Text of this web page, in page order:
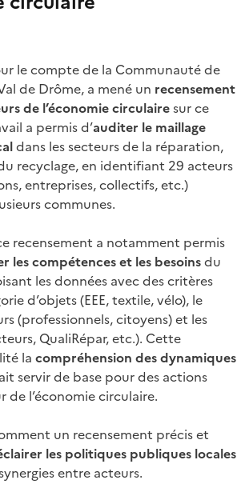
le compte de la Communauté de
de Drôme, a mené un recensement
de l’économie circulairesur ce
a permis d’auditer le maillage
dans les secteurs de la réparation,
recyclage, en identifiant 29 acteurs
entreprises, collectifs, etc.)
communes.
recensement a notamment permis
les compétences et les besoinsdu
les données avec des critères
d’objets (EEE, textile, vélo), le
(professionnels, citoyens) et les
QualiRépar, etc.). Cette
la compréhension des dynamiques
servir de base pour des actions
de l’économie circulaire.
un recensement précis et
les politiques publiques locales
entre acteurs.